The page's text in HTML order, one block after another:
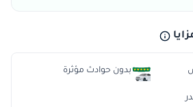
بدون حوادث مؤثرة